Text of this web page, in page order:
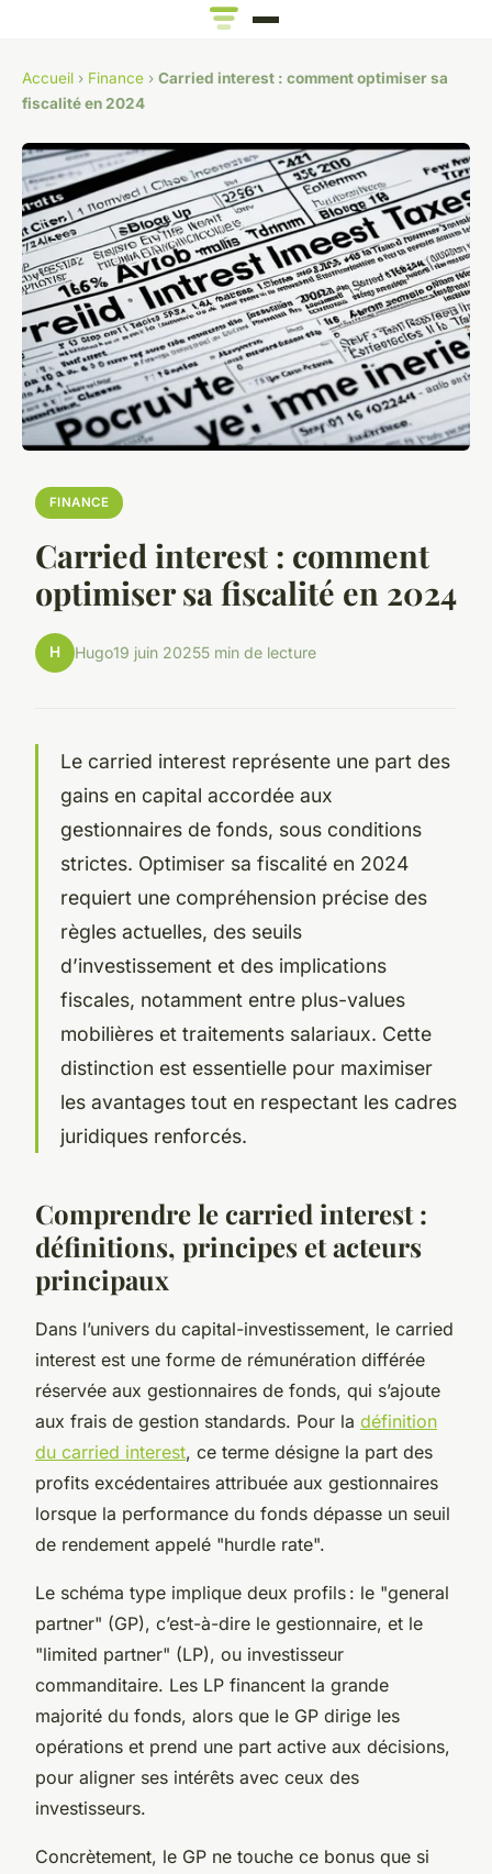
Accueil › Finance › Carried interest : comment optimiser sa
fiscalité en 2024
FINANCE
Carried interest : comment
optimiser sa fiscalité en 2024
H Hugo19 juin 20255 min de lecture
Le carried interest représente une part des
gains en capital accordée aux
gestionnaires de fonds, sous conditions
strictes. Optimiser sa fiscalité en 2024
requiert une compréhension précise des
règles actuelles, des seuils
d’investissement et des implications
fiscales, notamment entre plus-values
mobilières et traitements salariaux. Cette
distinction est essentielle pour maximiser
les avantages tout en respectant les cadres
juridiques renforcés.
Comprendre le carried interest :
définitions, principes et acteurs
principaux
Dans l’univers du capital-investissement, le carried
interest est une forme de rémunération différée
réservée aux gestionnaires de fonds, qui s’ajoute
aux frais de gestion standards. Pour la définition
du carried interest, ce terme désigne la part des
profits excédentaires attribuée aux gestionnaires
lorsque la performance du fonds dépasse un seuil
de rendement appelé "hurdle rate".
Le schéma type implique deux profils : le "general
partner" (GP), c’est-à-dire le gestionnaire, et le
"limited partner" (LP), ou investisseur
commanditaire. Les LP financent la grande
majorité du fonds, alors que le GP dirige les
opérations et prend une part active aux décisions,
pour aligner ses intérêts avec ceux des
investisseurs.
Concrètement, le GP ne touche ce bonus que si